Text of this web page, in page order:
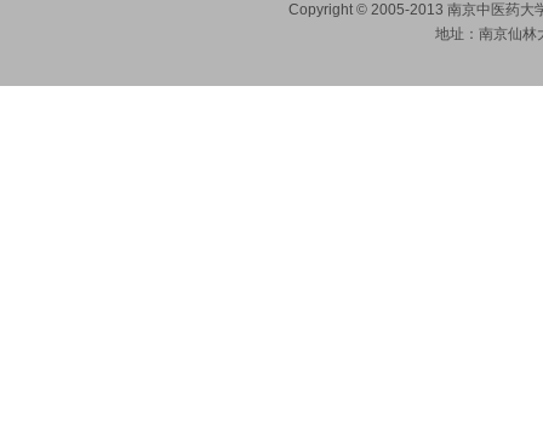
Copyright © 2005-2013 南京中医药大
地址：南京仙林